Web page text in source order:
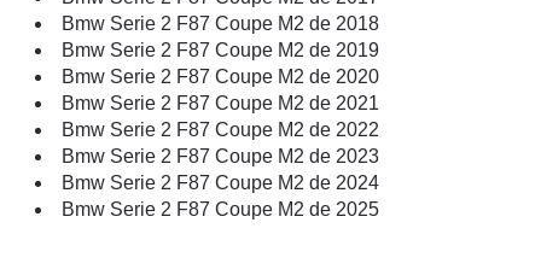
Bmw Serie 2 F87 Coupe M2 de 2018
Bmw Serie 2 F87 Coupe M2 de 2019
Bmw Serie 2 F87 Coupe M2 de 2020
Bmw Serie 2 F87 Coupe M2 de 2021
Bmw Serie 2 F87 Coupe M2 de 2022
Bmw Serie 2 F87 Coupe M2 de 2023
Bmw Serie 2 F87 Coupe M2 de 2024
Bmw Serie 2 F87 Coupe M2 de 2025